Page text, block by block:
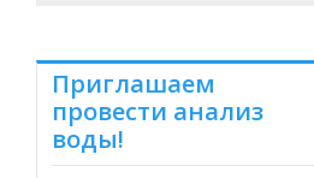
Приглашаем
провести анализ
воды!